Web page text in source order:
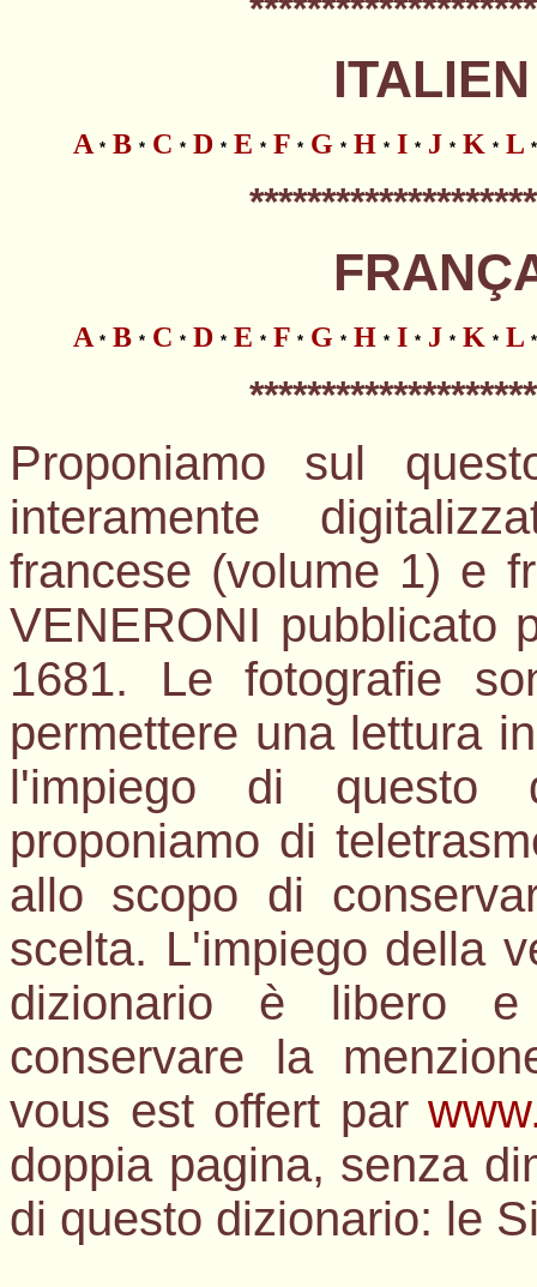
A * B * C * D * E * F * G * H * I * J * K * L *
*
A * B * C * D * E * F * G * H * I * J * K * L *
*
Proponiamo sul
interamente
francese (volume 1) e
VENERONI pubblicato
1681. Le fotografie
permettere una lettura
l'impiego di questo
proponiamo di
allo scopo di
scelta. L'impiego della
dizionario è libero
conservare la
vous est offert par
doppia pagina, senza
di questo dizionario: le